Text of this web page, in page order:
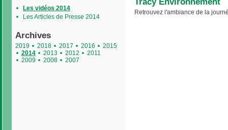
Les vidéos 2014
Les Articles de Presse 2014
Archives
2019 2018 2017 2016
2015
2014
2013 2012
2011
2009
2008 2007
Retrouvez l'ambiance de la